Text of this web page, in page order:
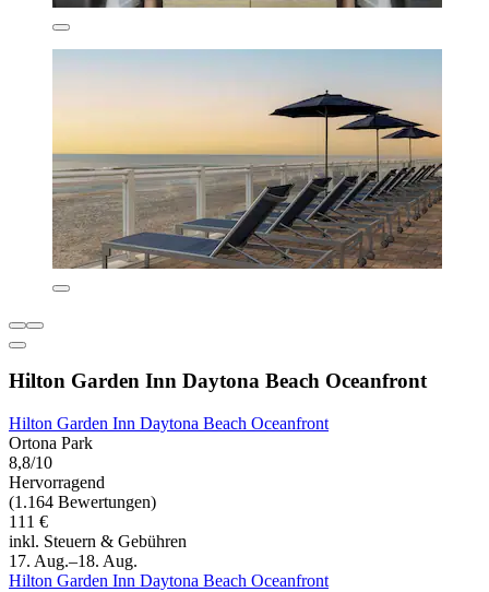
Hilton Garden Inn Daytona Beach Oceanfront
Hilton Garden Inn Daytona Beach Oceanfront
Ortona Park
8,8/10
Hervorragend
(1.164 Bewertungen)
111 €
inkl. Steuern & Gebühren
17. Aug.–18. Aug.
Hilton Garden Inn Daytona Beach Oceanfront